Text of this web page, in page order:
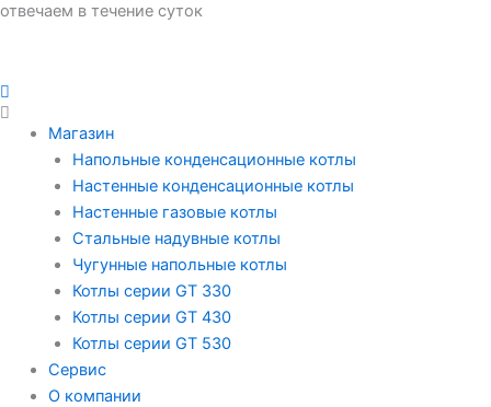
отвечаем в течение суток
Магазин
Напольные конденсационные котлы
Настенные конденсационные котлы
Настенные газовые котлы
Стальные надувные котлы
Чугунные напольные котлы
Котлы серии GT 330
Котлы серии GT 430
Котлы серии GT 530
Сервис
О компании